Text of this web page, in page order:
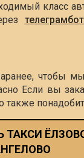
класс
чтобы
Если вы
также
ТАКСИ